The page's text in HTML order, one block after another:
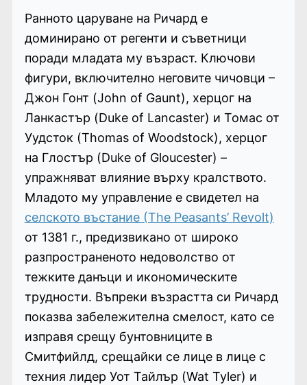
Ранното царуване на Ричард е
доминирано от регенти и съветници
поради младата му възраст. Ключови
фигури, включително неговите чичовци –
Джон Гонт (John of Gaunt), херцог на
Ланкастър (Duke of Lancaster) и Томас от
Уудсток (Thomas of Woodstock), херцог
на Глостър (Duke of Gloucester) –
упражняват влияние върху кралството.
Младото му управление е свидетел на
селското въстание (Тhe Peasants’ Revolt)
от 1381 г., предизвикано от широко
разпространеното недоволство от
тежките данъци и икономическите
трудности. Въпреки възрастта си Ричард
показва забележителна смелост, като се
изправя срещу бунтовниците в
Смитфийлд, срещайки се лице в лице с
техния лидер Уот Тайлър (Wat Tyler) и